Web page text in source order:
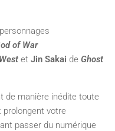
of War
et Jin Sakai de Ghost
de manière inédite toute
prolongent votre
passer du numérique